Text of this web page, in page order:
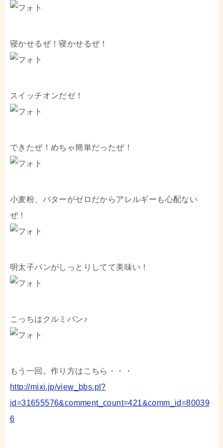
寝かせるぜ！寝かせるぜ！
スイッチオンだゼ！
できたぜ！めちゃ簡単だったぜ！
小麦粉、バターがゼロだからアレルギーも心配ない
ぜ！
明太子パンがしっとりしてて美味い！
こっちはクルミパン♪
もう一回。作り方はこちら・・・
http://mixi.jp/view_bbs.pl?
id=31655576&comment_count=421&comm_id=80039
6